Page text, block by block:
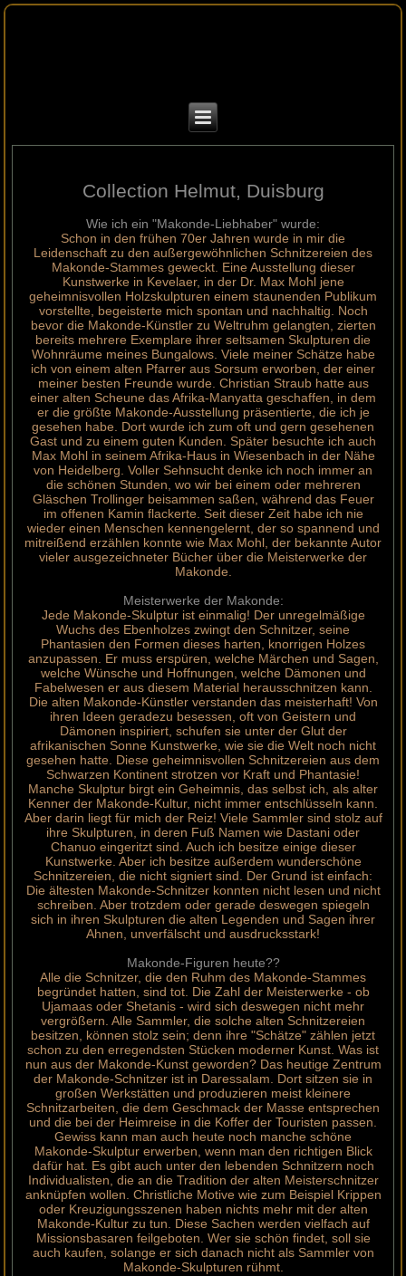
Collection Helmut, Duisburg
Wie ich ein "Makonde-Liebhaber" wurde:
Schon in den frühen 70er Jahren wurde in mir die
Leidenschaft zu den außergewöhnlichen Schnitzereien des
Makonde-Stammes geweckt. Eine Ausstellung dieser
Kunstwerke in Kevelaer, in der Dr. Max Mohl jene
geheimnisvollen Holzskulpturen einem staunenden Publikum
vorstellte, begeisterte mich spontan und nachhaltig. Noch
bevor die Makonde-Künstler zu Weltruhm gelangten, zierten
bereits mehrere Exemplare ihrer seltsamen Skulpturen die
Wohnräume meines Bungalows. Viele meiner Schätze habe
ich von einem alten Pfarrer aus Sorsum erworben, der einer
meiner besten Freunde wurde. Christian Straub hatte aus
einer alten Scheune das Afrika-Manyatta geschaffen, in dem
er die größte Makonde-Ausstellung präsentierte, die ich je
gesehen habe. Dort wurde ich zum oft und gern gesehenen
Gast und zu einem guten Kunden. Später besuchte ich auch
Max Mohl in seinem Afrika-Haus in Wiesenbach in der Nähe
von Heidelberg. Voller Sehnsucht denke ich noch immer an
die schönen Stunden, wo wir bei einem oder mehreren
Gläschen Trollinger beisammen saßen, während das Feuer
im offenen Kamin flackerte. Seit dieser Zeit habe ich nie
wieder einen Menschen kennengelernt, der so spannend und
mitreißend erzählen konnte wie Max Mohl, der bekannte Autor
vieler ausgezeichneter Bücher über die Meisterwerke der
Makonde.
Meisterwerke der Makonde:
Jede Makonde-Skulptur ist einmalig! Der unregelmäßige
Wuchs des Ebenholzes zwingt den Schnitzer, seine
Phantasien den Formen dieses harten, knorrigen Holzes
anzupassen. Er muss erspüren, welche Märchen und Sagen,
welche Wünsche und Hoffnungen, welche Dämonen und
Fabelwesen er aus diesem Material herausschnitzen kann.
Die alten Makonde-Künstler verstanden das meisterhaft! Von
ihren Ideen geradezu besessen, oft von Geistern und
Dämonen inspiriert, schufen sie unter der Glut der
afrikanischen Sonne Kunstwerke, wie sie die Welt noch nicht
gesehen hatte. Diese geheimnisvollen Schnitzereien aus dem
Schwarzen Kontinent strotzen vor Kraft und Phantasie!
Manche Skulptur birgt ein Geheimnis, das selbst ich, als alter
Kenner der Makonde-Kultur, nicht immer entschlüsseln kann.
Aber darin liegt für mich der Reiz! Viele Sammler sind stolz auf
ihre Skulpturen, in deren Fuß Namen wie Dastani oder
Chanuo eingeritzt sind. Auch ich besitze einige dieser
Kunstwerke. Aber ich besitze außerdem wunderschöne
Schnitzereien, die nicht signiert sind. Der Grund ist einfach:
Die ältesten Makonde-Schnitzer konnten nicht lesen und nicht
schreiben. Aber trotzdem oder gerade deswegen spiegeln
sich in ihren Skulpturen die alten Legenden und Sagen ihrer
Ahnen, unverfälscht und ausdrucksstark!
Makonde-Figuren heute??
Alle die Schnitzer, die den Ruhm des Makonde-Stammes
begründet hatten, sind tot. Die Zahl der Meisterwerke - ob
Ujamaas oder Shetanis - wird sich deswegen nicht mehr
vergrößern. Alle Sammler, die solche alten Schnitzereien
besitzen, können stolz sein; denn ihre "Schätze" zählen jetzt
schon zu den erregendsten Stücken moderner Kunst. Was ist
nun aus der Makonde-Kunst geworden? Das heutige Zentrum
der Makonde-Schnitzer ist in Daressalam. Dort sitzen sie in
großen Werkstätten und produzieren meist kleinere
Schnitzarbeiten, die dem Geschmack der Masse entsprechen
und die bei der Heimreise in die Koffer der Touristen passen.
Gewiss kann man auch heute noch manche schöne
Makonde-Skulptur erwerben, wenn man den richtigen Blick
dafür hat. Es gibt auch unter den lebenden Schnitzern noch
Individualisten, die an die Tradition der alten Meisterschnitzer
anknüpfen wollen. Christliche Motive wie zum Beispiel Krippen
oder Kreuzigungsszenen haben nichts mehr mit der alten
Makonde-Kultur zu tun. Diese Sachen werden vielfach auf
Missionsbasaren feilgeboten. Wer sie schön findet, soll sie
auch kaufen, solange er sich danach nicht als Sammler von
Makonde-Skulpturen rühmt.